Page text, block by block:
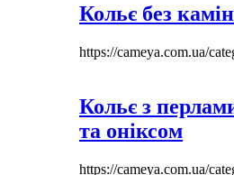
Кольє без
https://cameya.com.ua/
Кольє з
та оніксом
https://cameya.com.ua/